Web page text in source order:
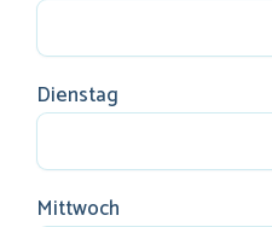
Dienstag
Mittwoch